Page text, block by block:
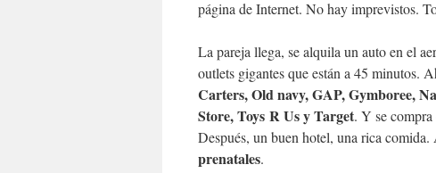
página de Internet. No hay imprevistos.
La pareja llega, se alquila un auto en el
outlets gigantes que están a 45 minutos.
Carters, Old navy, GAP, Gymboree,
Store, Toys R Us y Target. Y se compra
Después, un buen hotel, una rica comida.
prenatales.